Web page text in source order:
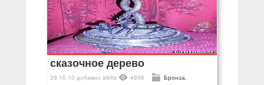
сказочное дерево
29.10.10 добавил aleks 4896 Бронза.